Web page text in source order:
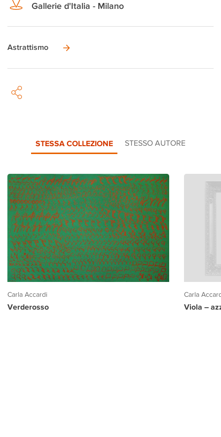
Gallerie d'Italia - Milano
Astrattismo
STESSA COLLEZIONE STESSO AUTORE
Carla Accardi
Verderosso
Carla
Viola –